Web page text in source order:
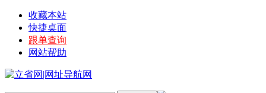
收藏本站
快捷桌面
跟单查询
网站帮助